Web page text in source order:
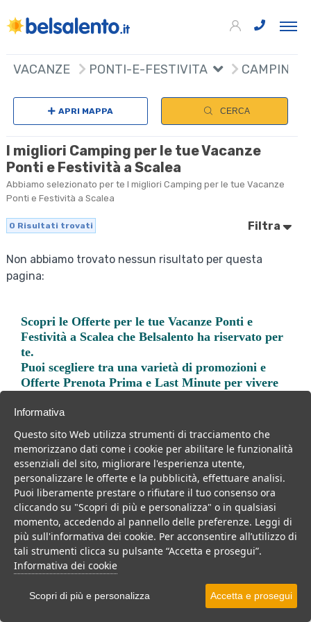
VACANZE PONTI-E-FESTIVITA CAMPING
APRI MAPPA CERCA
I migliori Camping per le tue Vacanze
Ponti e Festività a Scalea
Abbiamo selezionato per te I migliori Camping per le tue Vacanze
Ponti e Festività a Scalea
0 Risultati trovati Filtra
Non abbiamo trovato nessun risultato per questa
pagina:
Scopri leOfferte per le tue Vacanze Ponti e
Festività a Scalea che Belsalento ha riservato per
te.
Puoi scegliere tra una varietà di promozioni e
Offerte Prenota Prima e Last Minute per vivere
Trova la soluzione migliore per la tua prossima
vacanza.
Noi di belsalento.it abbiamo selezionato per te le migliori mete, i
migliori servizi, le migliori offerte per il tuo prossimo viaggio.
Villaggi Hotel
Informativa
Questo sito Web utilizza strumenti di tracciamento che
memorizzano dati come i cookie per abilitare le funzionalità
essenziali del sito, migliorare l'esperienza utente,
personalizzare le offerte e la pubblicità, effettuare analisi.
Puoi liberamente prestare o rifiutare il tuo consenso ora
cliccando su "Scopri di più e personalizza" o in qualsiasi
momento, accedendo al pannello delle preferenze. Leggi di
più sull'informativa dei cookie. Per acconsentire all’utilizzo di
tali strumenti clicca su pulsante “Accetta e prosegui”.
Informativa dei cookie
Scopri di più e personalizza Accetta e prosegui